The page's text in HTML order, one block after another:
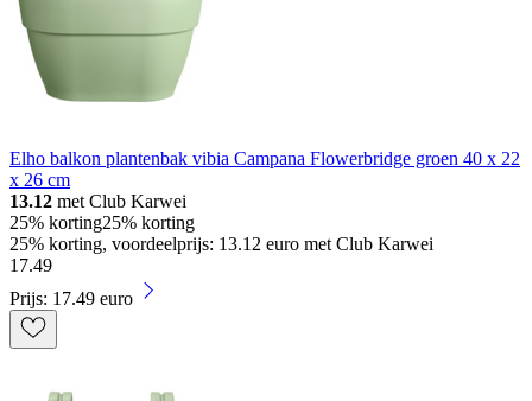
Elho balkon plantenbak vibia Campana Flowerbridge groen 40 x 22
x 26 cm
13.12 met Club Karwei
25% korting25% korting
25% korting, voordeelprijs: 13.12 euro met Club Karwei
17.49
Prijs: 17.49 euro